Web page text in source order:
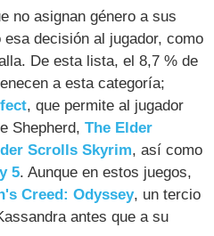
no asignan género a sus
decisión al jugador, como
De esta lista, el 8,7 % de
a esta categoría;
, que permite al jugador
Shepherd,The Elder
Scrolls Skyrim, así como
5. Aunque en estos juegos,
Creed: Odyssey, un tercio
antes que a su